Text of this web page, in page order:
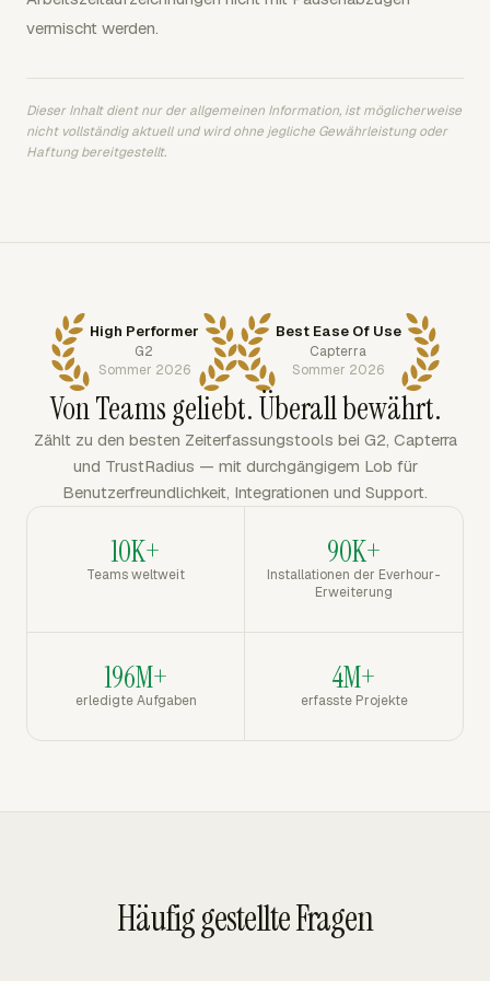
vermischt werden.
Dieser Inhalt dient nur der allgemeinen Information, ist möglicherweise
nicht vollständig aktuell und wird ohne jegliche Gewährleistung oder
Haftung bereitgestellt.
High Performer
G2
Sommer 2026
Best Ease Of Use
Capterra
Sommer 2026
Von Teams geliebt. Überall bewährt.
Zählt zu den besten Zeiterfassungstools bei G2, Capterra
und TrustRadius — mit durchgängigem Lob für
Benutzerfreundlichkeit, Integrationen und Support.
10K+
Teams weltweit
90K+
Installationen der Everhour-
Erweiterung
196M+
erledigte Aufgaben
4M+
erfasste Projekte
Häufig gestellte Fragen